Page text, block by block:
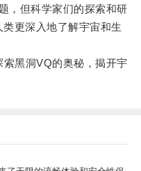
但科学家们的探索和研
更深入地了解宇宙和生
黑洞VQ的奥秘，揭开宇